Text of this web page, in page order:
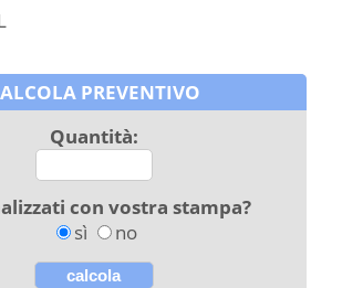
PREVENTIVO
Quantità:
con vostra stampa?
sì
no